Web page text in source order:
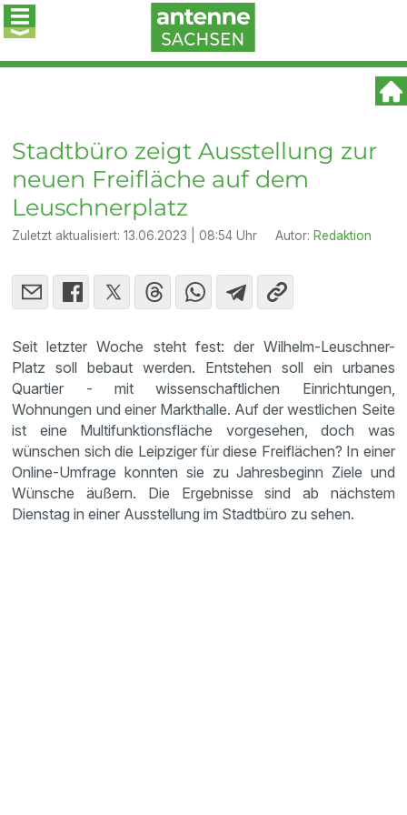
Stadtbüro zeigt Ausstellung zur
neuen Freifläche auf dem
Leuschnerplatz
Zuletzt aktualisiert:13.06.2023 | 08:54 Uhr Autor: Redaktion
Seit letzter Woche steht fest: der Wilhelm-Leuschner-
Platz soll bebaut werden. Entstehen soll ein urbanes
Quartier - mit wissenschaftlichen Einrichtungen,
Wohnungen und einer Markthalle. Auf der westlichen Seite
ist eine Multifunktionsfläche vorgesehen, doch was
wünschen sich die Leipziger für diese Freiflächen? In einer
Online-Umfrage konnten sie zu Jahresbeginn Ziele und
Wünsche äußern. Die Ergebnisse sind ab nächstem
Dienstag in einer Ausstellung im Stadtbüro zu sehen.